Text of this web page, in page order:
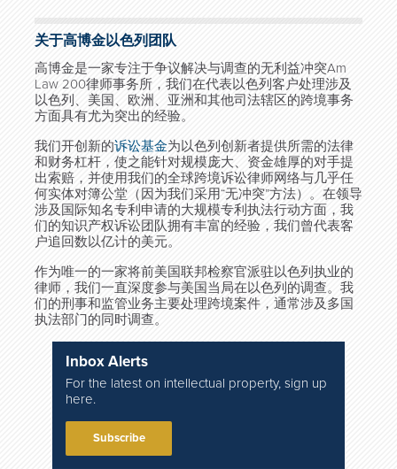
关于高博金以色列团队
高博金是一家专注于争议解决与调查的无利益冲突Am
Law 200律师事务所，我们在代表以色列客户处理涉及
以色列、美国、欧洲、亚洲和其他司法辖区的跨境事务
方面具有尤为突出的经验。
我们开创新的诉讼基金为以色列创新者提供所需的法律
和财务杠杆，使之能针对规模庞大、资金雄厚的对手提
出索赔，并使用我们的全球跨境诉讼律师网络与几乎任
何实体对簿公堂（因为我们采用“无冲突”方法）。在领导
涉及国际知名专利申请的大规模专利执法行动方面，我
们的知识产权诉讼团队拥有丰富的经验，我们曾代表客
户追回数以亿计的美元。
作为唯一的一家将前美国联邦检察官派驻以色列执业的
律师，我们一直深度参与美国当局在以色列的调查。我
们的刑事和监管业务主要处理跨境案件，通常涉及多国
执法部门的同时调查。
Inbox Alerts
For the latest on intellectual property, sign up
here.
Subscribe